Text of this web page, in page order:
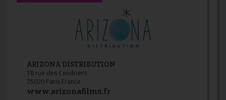
ARIZONA DISTRIBUTION
18 rue des Cendriers
75020 Paris France
www.arizonafilms.fr